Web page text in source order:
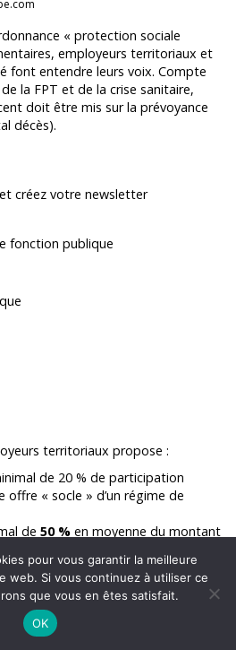
« protection sociale
employeurs territoriaux et
font entendre leurs voix. Compte
la FPT et de la crise sanitaire,
doit être mis sur la prévoyance
décès).
créez votre newsletter
fonction publique
territoriaux propose :
de 20 % de participation
offre « socle » d’un régime de
de 50 % en moyenne du montant
acteurs territoriaux pour
sociale complémentaire se font
est clair : peser sur le gouvernement
du projet d’ordonnance, prévu
pour vous garantir la meilleure
web. Si vous continuez à utiliser ce
que vous en êtes satisfait.
OK